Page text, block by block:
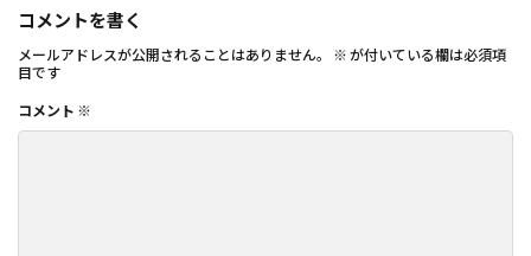
コメントを書く
メールアドレスが公開されることはありません。 ※ が付いている欄は必須項
目です
コメント ※